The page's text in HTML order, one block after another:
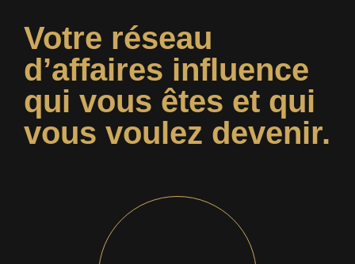
Votre réseau
d’affaires influence
qui vous êtes et qui
vous voulez devenir.